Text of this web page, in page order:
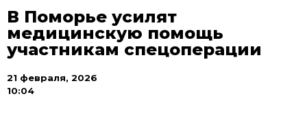
В Поморье усилят
медицинскую помощь
участникам спецоперации
21 февраля, 2026
10:04